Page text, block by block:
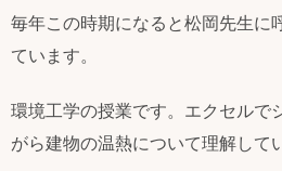
毎年この時期になると松岡先生に
ています。
環境工学の授業です。エクセルで
がら建物の温熱について理解して